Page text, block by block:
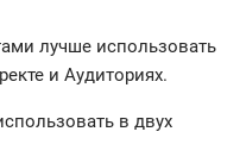
лучше использовать
и Аудиториях.
в двух